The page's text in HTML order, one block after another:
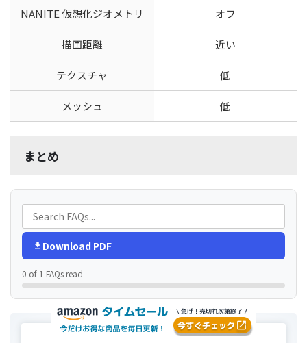
NANITE 仮想化ジオメトリ オフ
描画距離 近い
テクスチャ 低
メッシュ 低
まとめ
Download PDF
0 of 1 FAQs read